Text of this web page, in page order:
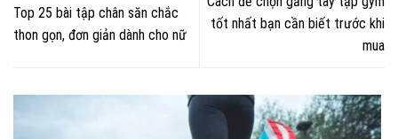
Top 25 bài tập chân săn chắc
thon gọn, đơn giản dành cho nữ
tốt nhất bạn cần biết trước khi
mua